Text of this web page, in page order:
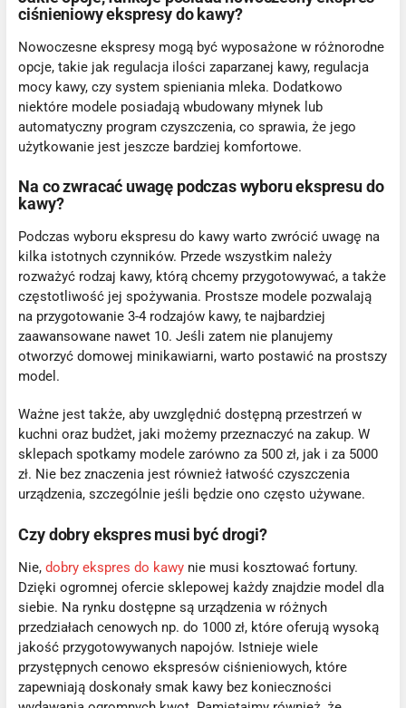
ciśnieniowy ekspresy do kawy?
Nowoczesne ekspresy mogą być wyposażone w różnorodne
opcje, takie jak regulacja ilości zaparzanej kawy, regulacja
mocy kawy, czy system spieniania mleka. Dodatkowo
niektóre modele posiadają wbudowany młynek lub
automatyczny program czyszczenia, co sprawia, że jego
użytkowanie jest jeszcze bardziej komfortowe.
Na co zwracać uwagę podczas wyboru ekspresu do
kawy?
Podczas wyboru ekspresu do kawy warto zwrócić uwagę na
kilka istotnych czynników. Przede wszystkim należy
rozważyć rodzaj kawy, którą chcemy przygotowywać, a także
częstotliwość jej spożywania. Prostsze modele pozwalają
na przygotowanie 3-4 rodzajów kawy, te najbardziej
zaawansowane nawet 10. Jeśli zatem nie planujemy
otworzyć domowej minikawiarni, warto postawić na prostszy
model.
Ważne jest także, aby uwzględnić dostępną przestrzeń w
kuchni oraz budżet, jaki możemy przeznaczyć na zakup. W
sklepach spotkamy modele zarówno za 500 zł, jak i za 5000
zł. Nie bez znaczenia jest również łatwość czyszczenia
urządzenia, szczególnie jeśli będzie ono często używane.
Czy dobry ekspres musi być drogi?
Nie,dobry ekspres do kawy nie musi kosztować fortuny.
Dzięki ogromnej ofercie sklepowej każdy znajdzie model dla
siebie. Na rynku dostępne są urządzenia w różnych
przedziałach cenowych np. do 1000 zł, które oferują wysoką
jakość przygotowywanych napojów. Istnieje wiele
przystępnych cenowo ekspresów ciśnieniowych, które
zapewniają doskonały smak kawy bez konieczności